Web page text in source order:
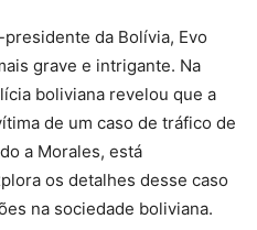
da Bolívia, Evo
grave e intrigante. Na
boliviana revelou que a
de um caso de tráfico de
a Morales, está
os detalhes desse caso
na sociedade boliviana.